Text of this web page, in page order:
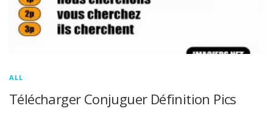
ALL
Télécharger Conjuguer Définition Pics